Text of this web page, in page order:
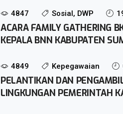
4847 Sosial, DWP
ACARA FAMILY GATHERING
KEPALA BNN KABUPATEN
4849 Kepegawaian
PELANTIKAN DAN
LINGKUNGAN PEMERINTAH